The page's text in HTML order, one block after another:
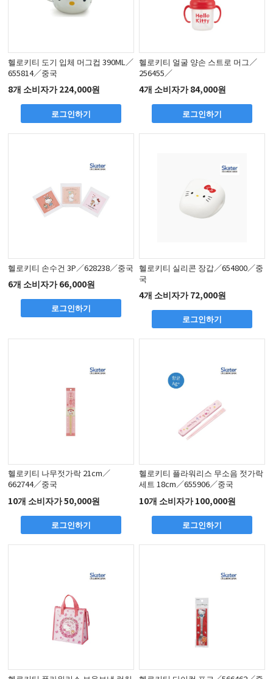
헬로키티 도기 입체 머그컵 390ML／
655814／중국
8개 소비자가 224,000원
로그인하기
헬로키티 얼굴 양손 스트로 머그／
256455／
4개 소비자가 84,000원
로그인하기
헬로키티 손수건 3P／628238／중국
6개 소비자가 66,000원
로그인하기
헬로키티 실리콘 장갑／654800／중
국
4개 소비자가 72,000원
로그인하기
헬로키티 나무젓가락 21cm／
662744／중국
10개 소비자가 50,000원
로그인하기
헬로키티 플라워리스 무소음 젓가락
세트 18cm／655906／중국
10개 소비자가 100,000원
로그인하기